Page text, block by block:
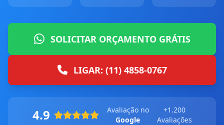
SOLICITAR ORÇAMENTO GRÁTIS
LIGAR: (11) 4858-0767
4.9
Avaliação no
Google
+1.200
Avaliações